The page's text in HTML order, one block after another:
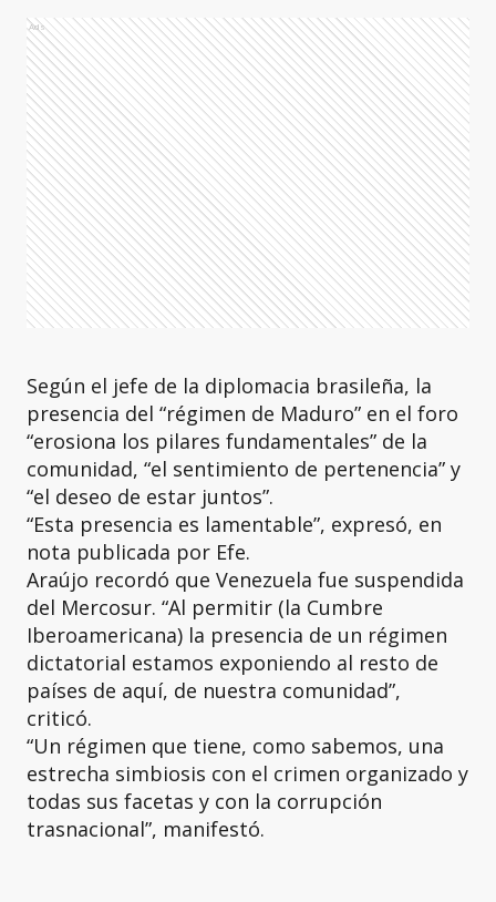
Ads
Según el jefe de la diplomacia brasileña, la
presencia del “régimen de Maduro” en el foro
“erosiona los pilares fundamentales” de la
comunidad, “el sentimiento de pertenencia” y
“el deseo de estar juntos”.
“Esta presencia es lamentable”, expresó, en
nota publicada por Efe.
Araújo recordó que Venezuela fue suspendida
del Mercosur. “Al permitir (la Cumbre
Iberoamericana) la presencia de un régimen
dictatorial estamos exponiendo al resto de
países de aquí, de nuestra comunidad”,
criticó.
“Un régimen que tiene, como sabemos, una
estrecha simbiosis con el crimen organizado y
todas sus facetas y con la corrupción
trasnacional”, manifestó.